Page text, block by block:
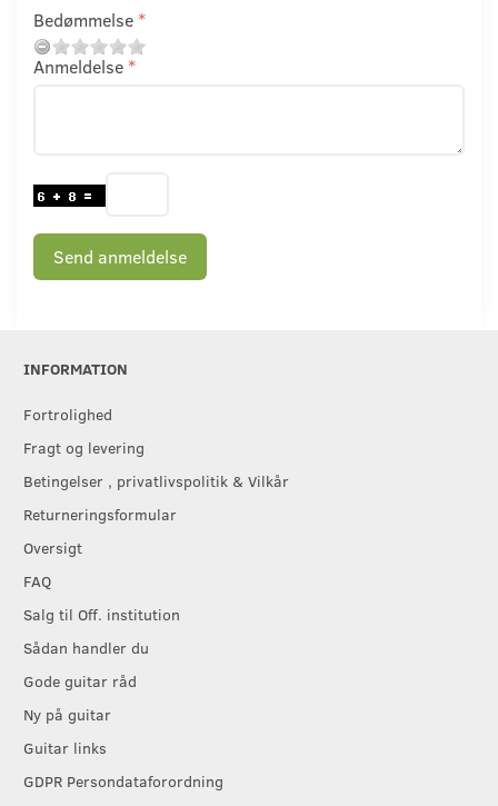
Bedømmelse
Anmeldelse
Send anmeldelse
INFORMATION
Fortrolighed
Fragt og levering
Betingelser , privatlivspolitik & Vilkår
Returneringsformular
Oversigt
FAQ
Salg til Off. institution
Sådan handler du
Gode guitar råd
Ny på guitar
Guitar links
GDPR Persondataforordning